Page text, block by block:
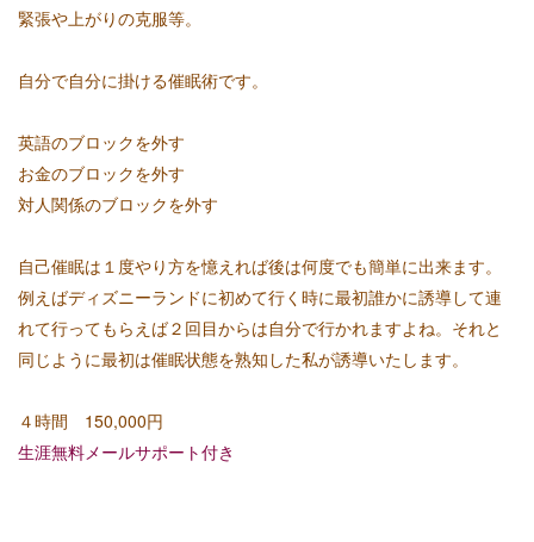
緊張や上がりの克服等。
自分で自分に掛ける催眠術です。
英語のブロックを外す
お金のブロックを外す
対人関係のブロックを外す
自己催眠は１度やり方を憶えれば後は何度でも簡単に出来ます。
例えばディズニーランドに初めて行く時に最初誰かに誘導して連
れて行ってもらえば２回目からは自分で行かれますよね。それと
同じように最初は催眠状態を熟知した私が誘導いたします。
４時間 150,000円
生涯無料メールサポート付き